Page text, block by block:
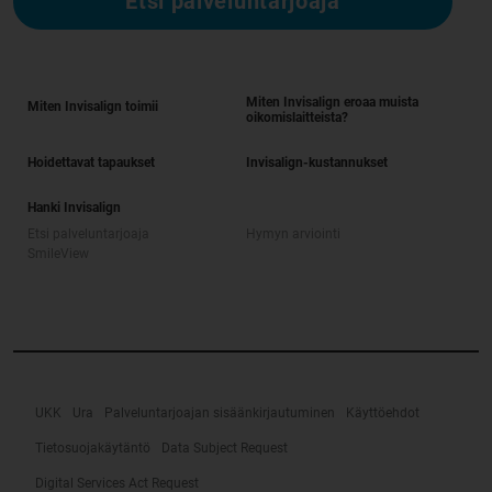
Miten Invisalign toimii
Miten Invisalign eroaa muista
oikomislaitteista?
Hoidettavat tapaukset Invisalign-kustannukset
Hanki Invisalign
UKK Ura Palveluntarjoajan sisäänkirjautuminen Käyttöehdot
Tietosuojakäytäntö Data Subject Request
Digital Services Act Request